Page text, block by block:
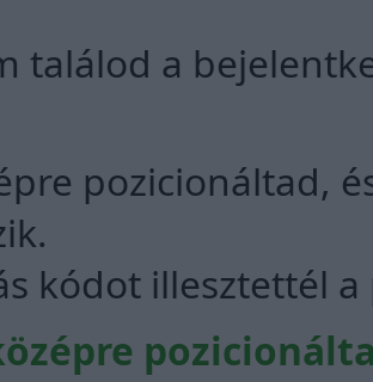
találod a
pozicionáltad,
kódot illesztettél